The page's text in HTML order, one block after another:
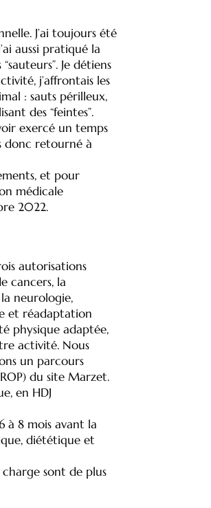
J’ai toujours été
aussi pratiqué la
Je détiens
j’affrontais les
: sauts périlleux,
des “feintes”.
exercé un temps
donc retourné à
et pour
médicale
2022.
autorisations
cancers, la
neurologie,
et réadaptation
physique adaptée,
activité. Nous
un parcours
du site Marzet.
en HDJ
à 8 mois avant la
diététique et
charge sont de plus